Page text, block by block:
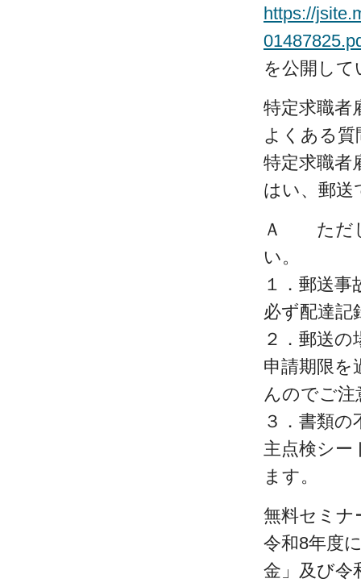
https://
を公開して
特定求職
よくある
特定求職者
はい、郵送
Ａ ただし
い。
１．郵送
必ず配達記
２．郵送
申請期限を
んのでご
３．書類
主点検シー
ます。
無料セミナ
令和8年度
金」及び